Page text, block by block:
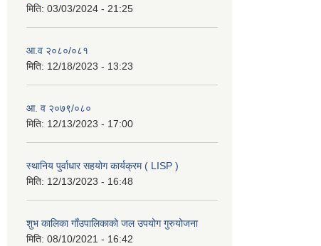
मिति: 03/03/2024 - 21:25
आ.व २०८०/०८१
मिति: 12/18/2023 - 13:23
आ. व २०७९/०८०
मिति: 12/13/2023 - 17:00
स्थानिय पुर्वाधार सहयोग कार्यक्रम ( LISP )
मिति: 12/13/2023 - 16:48
शुभ कालिका गाँउपालिकाको जल उपयोग गुरुयोजना
मिति: 08/10/2021 - 16:42